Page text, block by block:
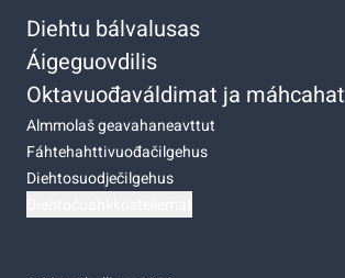
Diehtu bálvalusas
Áigeguovdilis
Oktavuođaváldimat ja máhcahat
Almmolaš geavahaneavttut
Fáhtehahttivuođačilgehus
Diehtosuodječilgehus